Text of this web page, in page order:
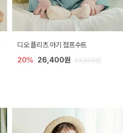
디오 플리츠 아기 점프수트
20% 26,400원 33,000원